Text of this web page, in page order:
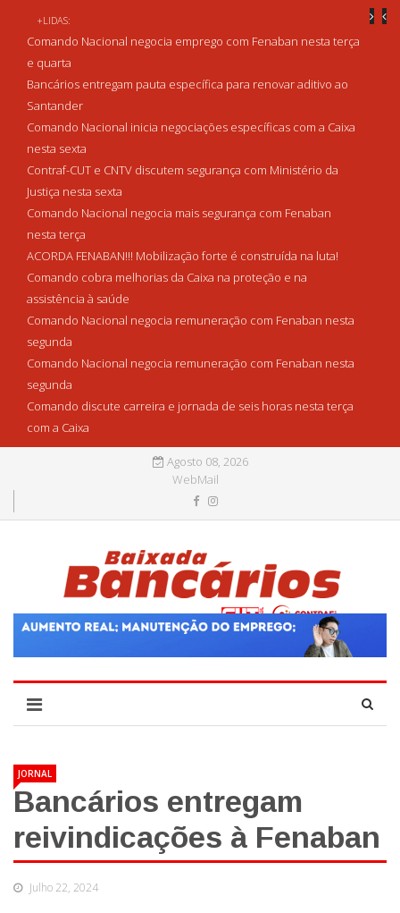
+LIDAS:
Comando Nacional negocia emprego com Fenaban nesta terça
e quarta
Bancários entregam pauta específica para renovar aditivo ao
Santander
Comando Nacional inicia negociações específicas com a Caixa
nesta sexta
Contraf-CUT e CNTV discutem segurança com Ministério da
Justiça nesta sexta
Comando Nacional negocia mais segurança com Fenaban
nesta terça
ACORDA FENABAN!!! Mobilização forte é construída na luta!
Comando cobra melhorias da Caixa na proteção e na
assistência à saúde
Comando Nacional negocia remuneração com Fenaban nesta
segunda
Comando Nacional negocia remuneração com Fenaban nesta
segunda
Comando discute carreira e jornada de seis horas nesta terça
com a Caixa
Agosto 08, 2026
WebMail
JORNAL
Bancários entregam
reivindicações à Fenaban
Julho 22, 2024